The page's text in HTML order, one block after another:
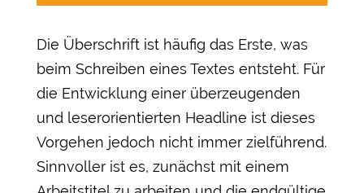
Die Überschrift ist häufig das Erste, was
beim Schreiben eines Textes entsteht. Für
die Entwicklung einer überzeugenden
und leserorientierten Headline ist dieses
Vorgehen jedoch nicht immer zielführend.
Sinnvoller ist es, zunächst mit einem